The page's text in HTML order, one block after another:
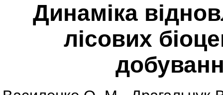
Динаміка
лісових